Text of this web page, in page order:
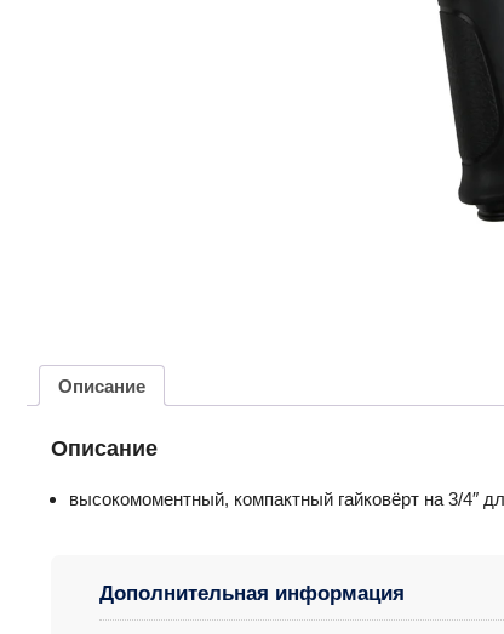
Описание
Описание
высокомоментный, компактный гайковёрт на 3/4″
Дополнительная информация